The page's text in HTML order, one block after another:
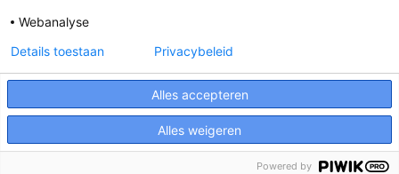
Algemene voorwaarden
Cookies
Responsible Disclosure Statement
Webanalyse
Alles accepteren
Alles weigeren
Details toestaan Privacybeleid
Powered by